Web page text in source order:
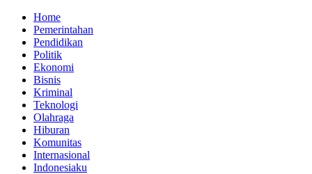
Home
Pemerintahan
Pendidikan
Politik
Ekonomi
Bisnis
Kriminal
Teknologi
Olahraga
Hiburan
Komunitas
Internasional
Indonesiaku